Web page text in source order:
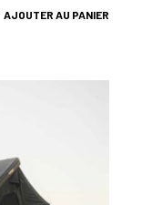
AJOUTER AU PANIER